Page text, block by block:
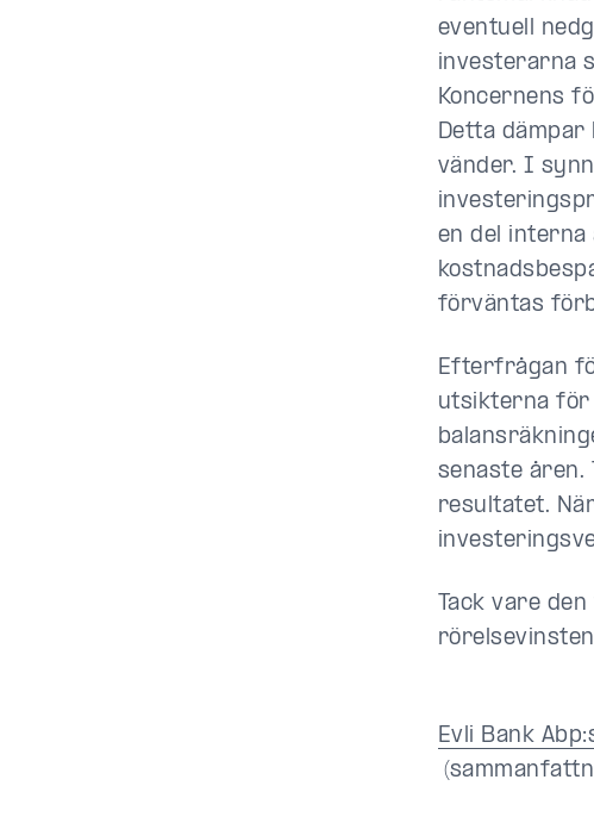
eventuell
investerarna
Koncernens
Detta
vänder. I
en del interna
förväntas
Efterfrågan
utsikterna för
senaste åren.
resultatet.
Tack vare
Evli Bank